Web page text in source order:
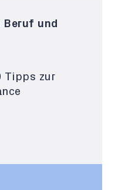
Beruf und
Tipps zur